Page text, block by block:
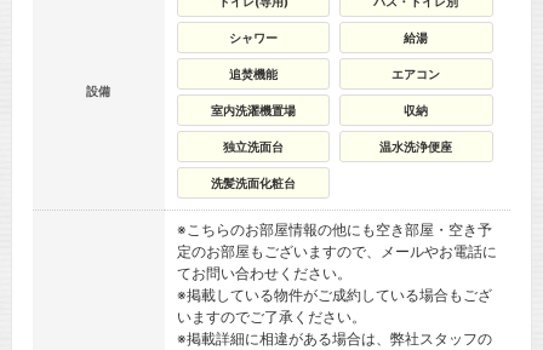
設備
シャワー 給湯
追焚機能 エアコン
室内洗濯機置場 収納
独立洗面台 温水洗浄便座
洗髪洗面化粧台
※こちらのお部屋情報の他にも空き部屋・空き予
定のお部屋もございますので、メールやお電話に
てお問い合わせください。
※掲載している物件がご成約している場合もござ
いますのでご了承ください。
※掲載詳細に相違がある場合は、弊社スタッフの